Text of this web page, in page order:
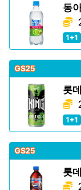
동
1+1
GS25
롯
1+1
GS25
롯